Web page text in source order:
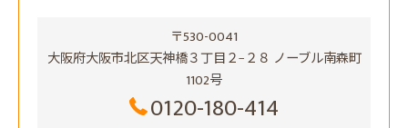
〒530-0041
大阪府大阪市北区天神橋３丁目２−２８ ノーブル南森町
1102号
0120-180-414